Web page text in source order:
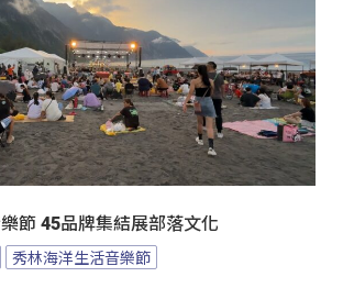
節 45品牌集結展部落文化
秀林海洋生活音樂節